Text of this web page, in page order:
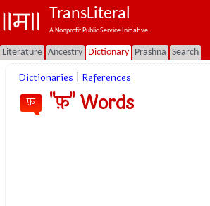
TransLiteral
A Nonprofit Public Service Initiative.
Literature Ancestry Dictionary Prashna Search
Dictionaries References
फ़ "फ़" Words